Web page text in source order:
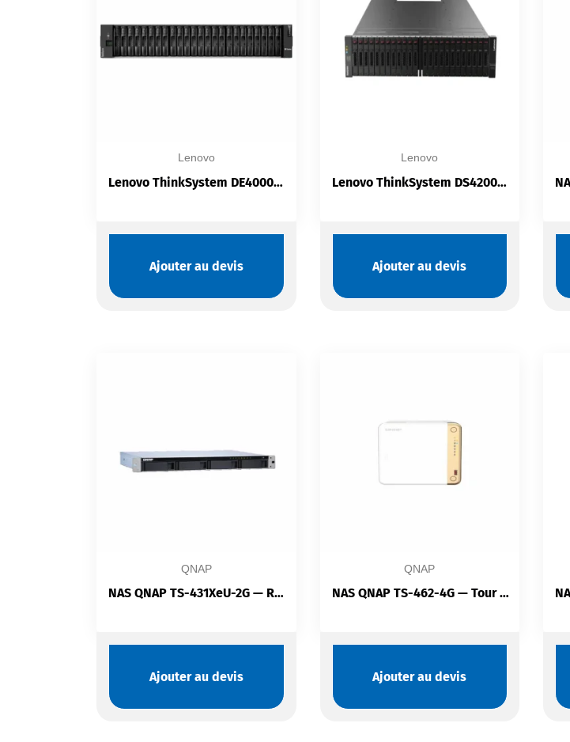
Lenovo
Lenovo ThinkSystem DE4000H — Stockage SAN Hybride 2U | Double Contrôleur | 192 Disques | iSCSI/FC/SAS
Ajouter au devis
Lenovo
Lenovo ThinkSystem DS4200 — Stockage SAN 2U | Double Contrôleur Actif-Actif | iSCSI | FC | VMware
Ajouter au devis
QNAP
NAS QNAP TS-431XeU-2G — Rack 1U | 4 Baies SATA Hot-Swap | 10GbE SFP+ | ARM Quad-Core | QTS
Ajouter au devis
QNAP
NAS QNAP TS-462-4G — Tour Compact 4 Baies SATA Hot-Swap | HDMI 2.1 4K | Cache NVMe M.2 | 2.5GbE
Ajouter au devis